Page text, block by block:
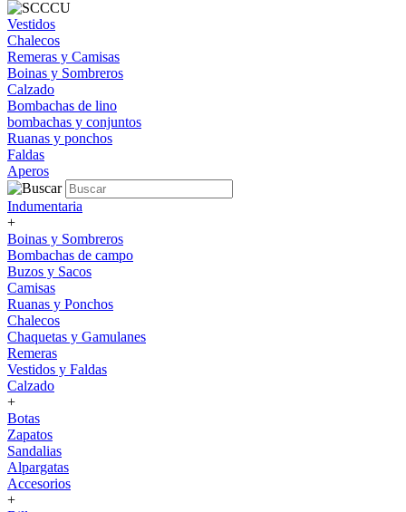
Vestidos
Chalecos
Remeras y Camisas
Boinas y Sombreros
Calzado
Bombachas de lino
bombachas y conjuntos
Ruanas y ponchos
Faldas
Aperos
Indumentaria
+
Boinas y Sombreros
Bombachas de campo
Buzos y Sacos
Camisas
Ruanas y Ponchos
Chalecos
Chaquetas y Gamulanes
Remeras
Vestidos y Faldas
Calzado
+
Botas
Zapatos
Sandalias
Alpargatas
Accesorios
+